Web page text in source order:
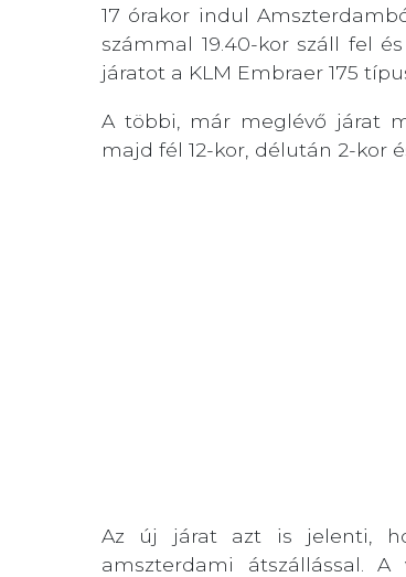
17 órakor indul
számmal 19.40-kor száll fel
járatot a KLM Embraer 175
A többi, már meglévő járat
majd fél 12-kor, délután 2-kor
Az új járat azt is jelenti,
amszterdami átszállással.